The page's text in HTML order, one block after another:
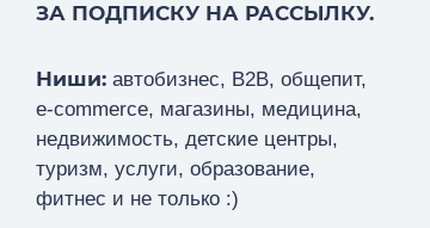
ЗА ПОДПИСКУ НА РАССЫЛКУ.
Ниши: автобизнес, В2В, общепит,
e-commerce, магазины, медицина,
недвижимость, детские центры,
туризм, услуги, образование,
фитнес и не только :)